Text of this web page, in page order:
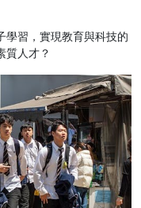
學習，實現教育與科技的
質人才？